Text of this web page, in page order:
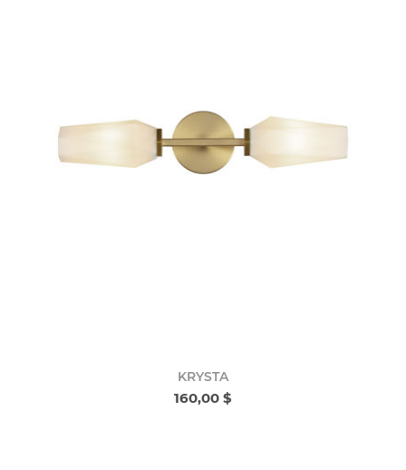
KRYSTA
160,00 $